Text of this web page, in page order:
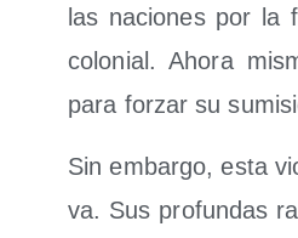
las nacio­nes por la
colo­nial. Aho­ra
para for­zar su
Sin embar­go, esta
va. Sus pro­fun­das